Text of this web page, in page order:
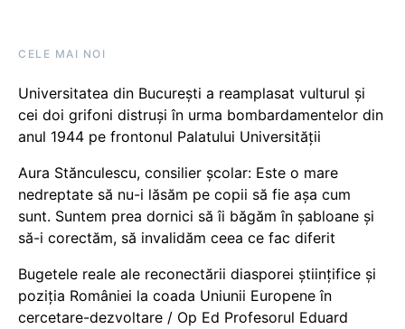
CELE MAI NOI
Universitatea din București a reamplasat vulturul și
cei doi grifoni distruși în urma bombardamentelor din
anul 1944 pe frontonul Palatului Universității
Aura Stănculescu, consilier școlar: Este o mare
nedreptate să nu-i lăsăm pe copii să fie așa cum
sunt. Suntem prea dornici să îi băgăm în șabloane și
să-i corectăm, să invalidăm ceea ce fac diferit
Bugetele reale ale reconectării diasporei științifice și
poziția României la coada Uniunii Europene în
cercetare-dezvoltare / Op Ed Profesorul Eduard